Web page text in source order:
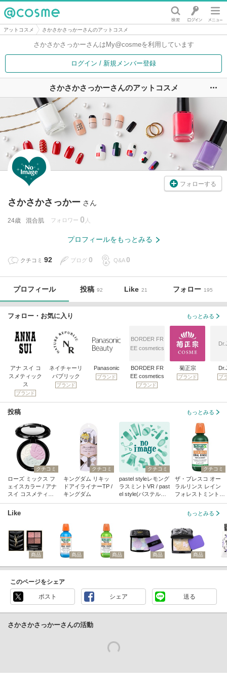
@cosme
アットコスメ さかさかさっかーさんのアットコスメ
さかさかさっかーさんは My@cosmeを利用しています
ログイン / 新規メンバー登録
さかさかさっかーさんのアットコスメ
フォローする
さかさかさっかー さん
24歳 混合肌 フォロワー 0
プロフィールをもっとみる
クチコミ 92 ブログ 0 Q&A 0
プロフィール 投稿 92 Like 21 フォロー 195
フォロー・お気に入り もっとみる
アナ スイ コ
スメティック
ス
ブランド
ネイチャーリ
パブリック
ブランド
Panasonic
ブランド
BORDER FR
EE cosmetics
BORDER FR
EE cosmetics
ブランド
菊正宗
ブランド ブ
投稿 もっとみる
クチコミ
ローズ ミックス フ
ェイスカラー / アナ
スイ コスメティッ
クチコミ
キングダム リキッ
ドアイライナーTP /
キングダム
クチコミ
pastel styleレモング
ラスミントVR / past
el style(パステルス
クチコミ
ザ・ブレスコ オー
ラルリンス レイン
フォレストミント /
Like もっとみる
商品 商品 商品 商品 商品
このページをシェア
ポスト シェア 送る
さかさかさっかーさんの活動